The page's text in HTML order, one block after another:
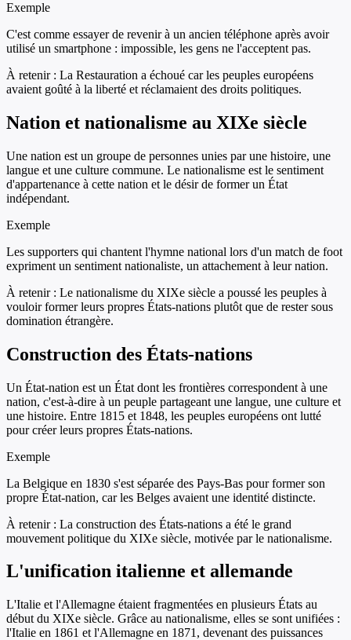
Exemple
C'est comme essayer de revenir à un ancien téléphone après avoir
utilisé un smartphone : impossible, les gens ne l'acceptent pas.
À retenir : La Restauration a échoué car les peuples européens
avaient goûté à la liberté et réclamaient des droits politiques.
Nation et nationalisme au XIXe siècle
Une nation est un groupe de personnes unies par une histoire, une
langue et une culture commune. Le nationalisme est le sentiment
d'appartenance à cette nation et le désir de former un État
indépendant.
Exemple
Les supporters qui chantent l'hymne national lors d'un match de foot
expriment un sentiment nationaliste, un attachement à leur nation.
À retenir : Le nationalisme du XIXe siècle a poussé les peuples à
vouloir former leurs propres États-nations plutôt que de rester sous
domination étrangère.
Construction des États-nations
Un État-nation est un État dont les frontières correspondent à une
nation, c'est-à-dire à un peuple partageant une langue, une culture et
une histoire. Entre 1815 et 1848, les peuples européens ont lutté
pour créer leurs propres États-nations.
Exemple
La Belgique en 1830 s'est séparée des Pays-Bas pour former son
propre État-nation, car les Belges avaient une identité distincte.
À retenir : La construction des États-nations a été le grand
mouvement politique du XIXe siècle, motivée par le nationalisme.
L'unification italienne et allemande
L'Italie et l'Allemagne étaient fragmentées en plusieurs États au
début du XIXe siècle. Grâce au nationalisme, elles se sont unifiées :
l'Italie en 1861 et l'Allemagne en 1871, devenant des puissances